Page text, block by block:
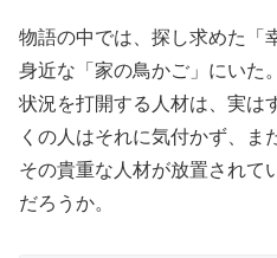
物語の中では、探し求めた「
身近な「家の鳥かご」にいた
状況を打開する人材は、実は
くの人はそれに気付かず、ま
その貴重な人材が放置されて
だろうか。